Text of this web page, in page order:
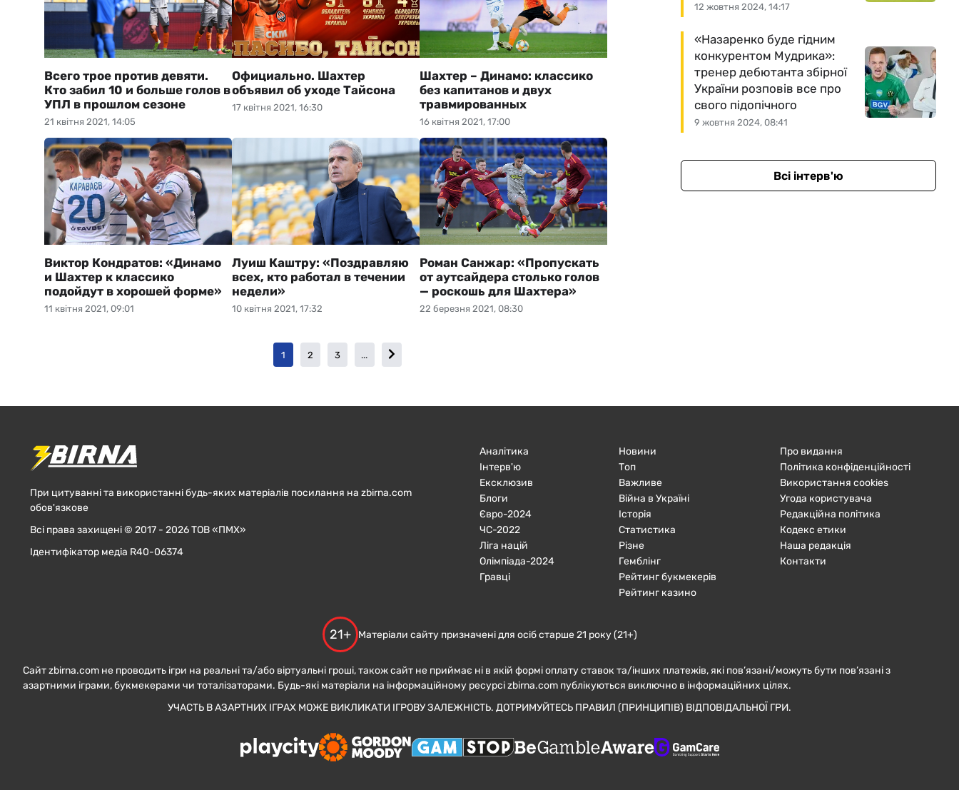
21 квітня 2021, 14:05
Всего трое против девяти.
Кто забил 10 и больше голов в
УПЛ в прошлом сезоне
17 квітня 2021, 16:30
Официально. Шахтер
объявил об уходе Тайсона
16 квітня 2021, 17:00
Шахтер – Динамо: классико
без капитанов и двух
травмированных
11 квітня 2021, 09:01
Виктор Кондратов: «Динамо
и Шахтер к классико
подойдут в хорошей форме»
10 квітня 2021, 17:32
Луиш Каштру: «Поздравляю
всех, кто работал в течении
недели»
22 березня 2021, 08:30
Роман Санжар: «Пропускать
от аутсайдера столько голов
— роскошь для Шахтера»
1 2 3 ...
12 жовтня 2024, 14:17
9 жовтня 2024, 08:41
«Назаренко буде гідним
конкурентом Мудрика»:
тренер дебютанта збірної
України розповів все про
свого підопічного
Всі інтерв'ю
При цитуванні та використанні будь-яких матеріалів посилання на zbirna.com
обов'язкове
Всі права захищені © 2017 - 2026 ТОВ «ПМХ»
Ідентифікатор медіа R40-06374
Аналітика
Інтерв'ю
Ексклюзив
Блоги
Євро-2024
ЧC-2022
Ліга націй
Олімпіада-2024
Гравці
Новини
Топ
Важливе
Війна в Україні
Історія
Статистика
Різне
Гемблінг
Рейтинг букмекерів
Рейтинг казино
Про видання
Політика конфіденційності
Використання cookies
Угода користувача
Редакційна політика
Кодекс етики
Наша редакція
Контакти
21+ Матеріали сайту призначені для осіб старше 21 року (21+)
Сайт zbirna.com не проводить ігри на реальні та/або віртуальні гроші, також сайт не приймає ні в якій формі оплату ставок та/інших платежів, які пов’язані/можуть бути пов’язані з
азартними іграми, букмекерами чи тоталізаторами. Будь-які матеріали на інформаційному ресурсі zbirna.com публікуються виключно в інформаційних цілях.
УЧАСТЬ В АЗАРТНИХ ІГРАХ МОЖЕ ВИКЛИКАТИ ІГРОВУ ЗАЛЕЖНІСТЬ. ДОТРИМУЙТЕСЬ ПРАВИЛ (ПРИНЦИПІВ) ВІДПОВІДАЛЬНОЇ ГРИ.